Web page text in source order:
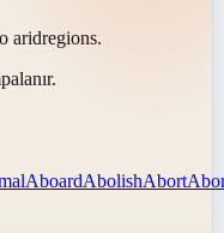
aridregions.
AboardAbolishAbort